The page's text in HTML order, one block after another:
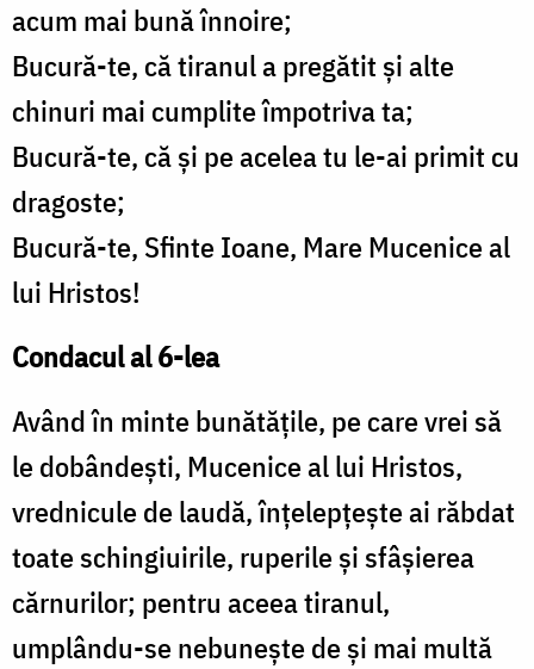
acum mai bună înnoire;
Bucură-te, că tiranul a pregătit şi alte
chinuri mai cumplite împotriva ta;
Bucură-te, că şi pe acelea tu le-ai primit cu
dragoste;
Bucură-te, Sfinte Ioane, Mare Mucenice al
lui Hristos!
Condacul al 6-lea
Având în minte bunătăţile, pe care vrei să
le dobândeşti, Mucenice al lui Hristos,
vrednicule de laudă, înţelepţeşte ai răbdat
toate schingiuirile, ruperile şi sfâşierea
cărnurilor; pentru aceea tiranul,
umplându-se nebuneşte de şi mai multă